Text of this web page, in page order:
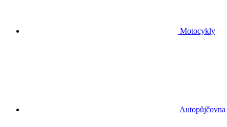
Motocykly
Autopůjčovna